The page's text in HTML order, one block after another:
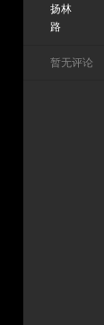
扬林
路
暂无评论